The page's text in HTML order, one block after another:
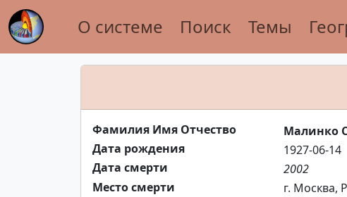
О системе Поиск Темы
Фамилия Имя Отчество
Малинко
Дата рождения
1927-06-14
Дата смерти
2002
Место смерти
г. Москва,